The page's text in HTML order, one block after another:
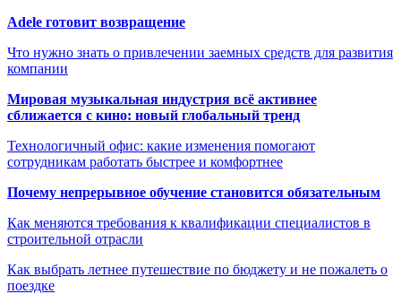
Adele готовит возвращение
Что нужно знать о привлечении заемных средств для развития
компании
Мировая музыкальная индустрия всё активнее
сближается с кино: новый глобальный тренд
Технологичный офис: какие изменения помогают
сотрудникам работать быстрее и комфортнее
Почему непрерывное обучение становится обязательным
Как меняются требования к квалификации специалистов в
строительной отрасли
Как выбрать летнее путешествие по бюджету и не пожалеть о
поездке